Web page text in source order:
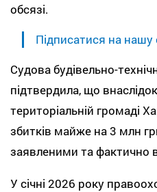
обсязі.
Підписатися на нашу
Судова будівельно-
підтвердила, що
територіальній громаді
збитків майже на 3 млн
заявленими та фактично
У січні 2026 року